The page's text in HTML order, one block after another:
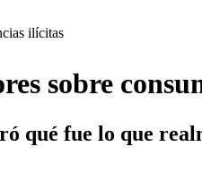
ilícitas
sobre
qué fue lo que